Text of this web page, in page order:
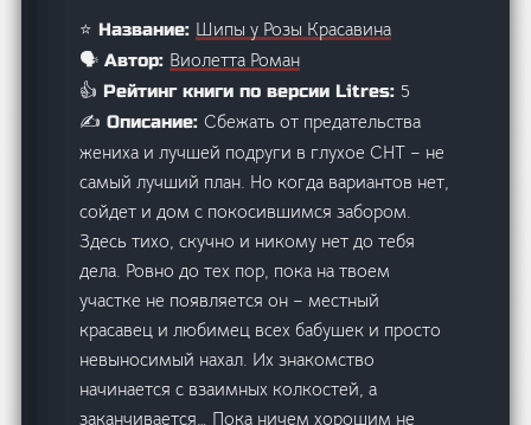
⭐ Название: Шипы у Розы Красавина
🗣️ Автор: Виолетта Роман
👍 Рейтинг книги по версии Litres: 5
✍️ Описание:Сбежать от предательства
жениха и лучшей подруги в глухое СНТ – не
самый лучший план. Но когда вариантов нет,
сойдет и дом с покосившимся забором.
Здесь тихо, скучно и никому нет до тебя
дела. Ровно до тех пор, пока на твоем
участке не появляется он – местный
красавец и любимец всех бабушек и просто
невыносимый нахал. Их знакомство
начинается с взаимных колкостей, а
заканчивается… Пока ничем хорошим не